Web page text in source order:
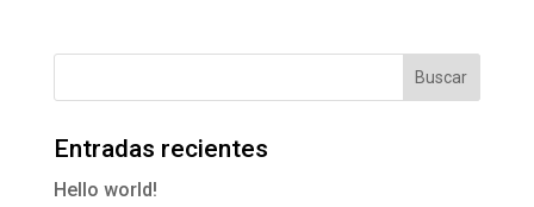
Entradas recientes
Hello world!